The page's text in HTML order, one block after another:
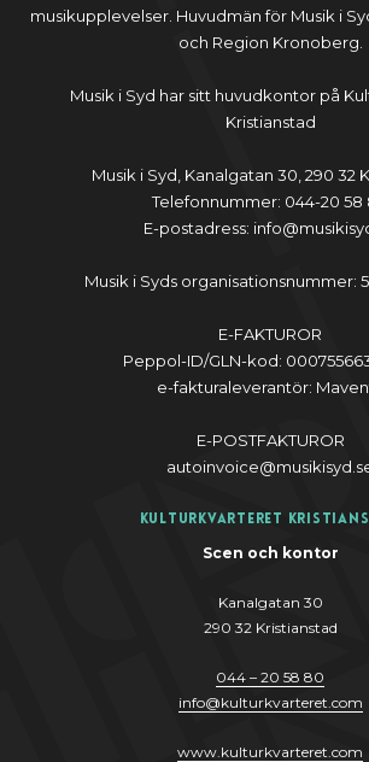
musikupplevelser. Huvudmän för Musik i
och Region Kronoberg.
Musik i Syd har sitt huvudkontor på
Kristianstad
Musik i Syd, Kanalgatan 30, 290 32
Telefonnummer: 044-20 58
E-postadress:
Musik i Syds organisationsnummer:
E-FAKTUROR
Peppol-ID/GLN-kod:
e-fakturaleverantör:
E-POSTFAKTUROR
Kulturkvarteret
Scen och kontor
Kanalgatan 30
290 32 Kristianstad
044 – 20 58 80
info@kulturkvarteret.com
www.kulturkvarteret.com